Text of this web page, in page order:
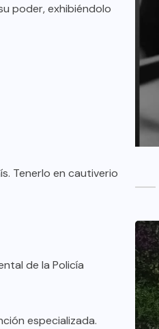
poder, exhibiéndolo
Tenerlo en cautiverio
de la Policía
especializada.